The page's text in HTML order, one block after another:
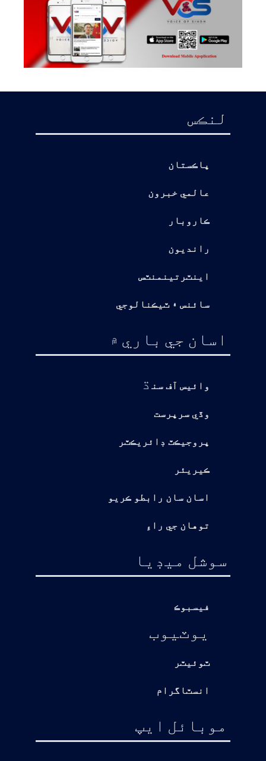
لنڪس
پاڪستان
عالمي خبرون
ڪاروبار
رانديون
اينٽرتينمنٽس
سائنس ۽ ٽيڪنالوجي
اسان جي باري ۾
وائيس آف سن ڌ
وڏي سرپرست
پروجيڪٽ ڊائريڪٽر
ڪيريئر
اسان سان رابطو ڪريو
توهان جي راءِ
سوشل ميڊيا
فيسبوڪ
يوٽيوب
ٽوئيٽر
انسٽاگرام
موبائل ايپ